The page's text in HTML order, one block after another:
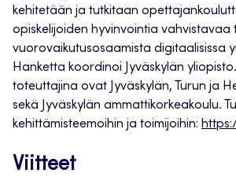
kehitetään ja tutkitaan
opiskelijoiden hyvinvointia vahvistavaa
vuorovaikutusosaamista digitaalisissa
Hanketta koordinoi Jyväskylän
toteuttajina ovat Jyväskylän, Turun ja
sekä Jyväskylän ammattikorkeakoulu.
kehittämisteemoihin ja toimijoihin:
Viitteet